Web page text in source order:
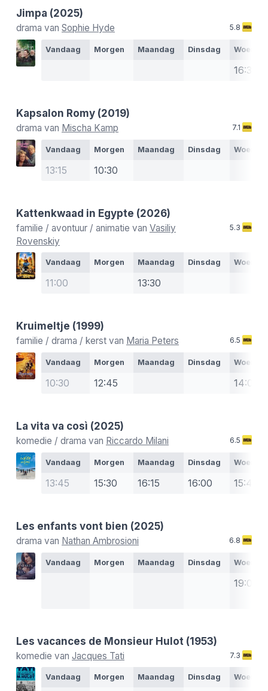
Jimpa (2025)
drama van Sophie Hyde 5.8
Vandaag Morgen Maandag Dinsdag
16:35
Kapsalon Romy (2019)
drama van Mischa Kamp 7.1
Vandaag Morgen Maandag Dinsdag
13:15 10:30
Kattenkwaad in Egypte (2026)
familie / avontuur / animatie van Vasiliy
Rovenskiy
5.3
Vandaag Morgen Maandag Dinsdag
11:00 13:30
Kruimeltje (1999)
familie / drama / kerst van Maria Peters 6.5
Vandaag Morgen Maandag Dinsdag
10:30 12:45 14:00
La vita va così (2025)
komedie / drama van Riccardo Milani 6.5
Vandaag Morgen Maandag Dinsdag
13:45 15:30 16:15 16:00 15:45
Les enfants vont bien (2025)
drama van Nathan Ambrosioni 6.8
Vandaag Morgen Maandag Dinsdag
19:00
Les vacances de Monsieur Hulot (1953)
komedie van Jacques Tati 7.3
Vandaag Morgen Maandag Dinsdag